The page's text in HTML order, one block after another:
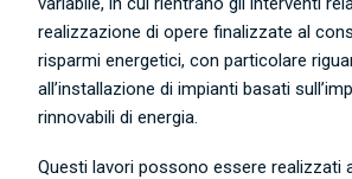
realizzazione di opere finalizzate al
risparmi energetici, con particolare
all’installazione di impianti basati
rinnovabili di energia.
Questi lavori possono essere realizzati